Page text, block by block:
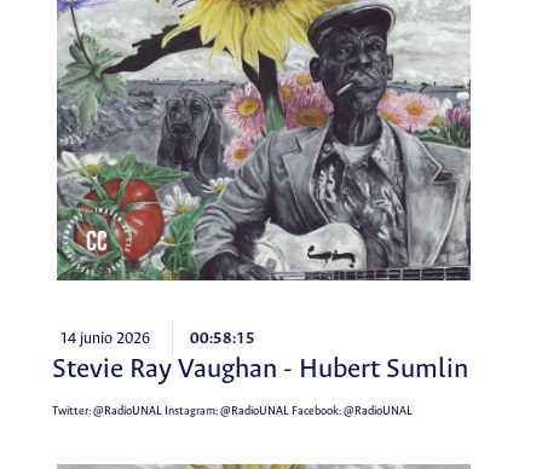
14 junio 2026 00:58:15
Stevie Ray Vaughan - Hubert Sumlin
Twitter:@RadioUNALInstagram:@RadioUNALFacebook:@RadioUNAL